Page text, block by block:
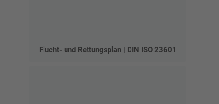
Flucht- und Rettungsplan | DIN ISO 23601